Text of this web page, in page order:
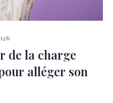
de la charge
alléger son